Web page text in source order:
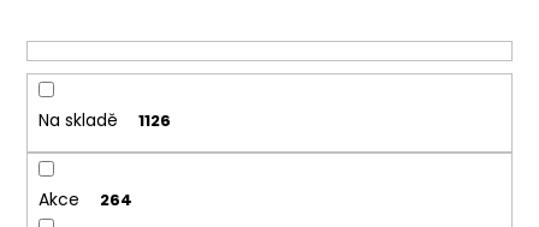
u
k
ů
Na skladě 1126
Akce 264
D
p